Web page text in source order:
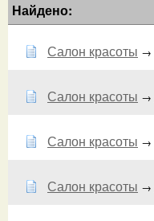
Найдено:
Салон красоты →
Салон красоты →
Салон красоты →
Салон красоты →